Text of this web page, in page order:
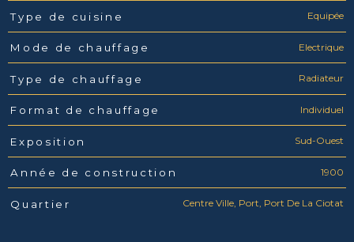
Type de cuisine Equipée
Mode de chauffage Electrique
Type de chauffage Radiateur
Format de chauffage Individuel
Exposition Sud-Ouest
Année de construction 1900
Quartier Centre Ville, Port, Port De La Ciotat